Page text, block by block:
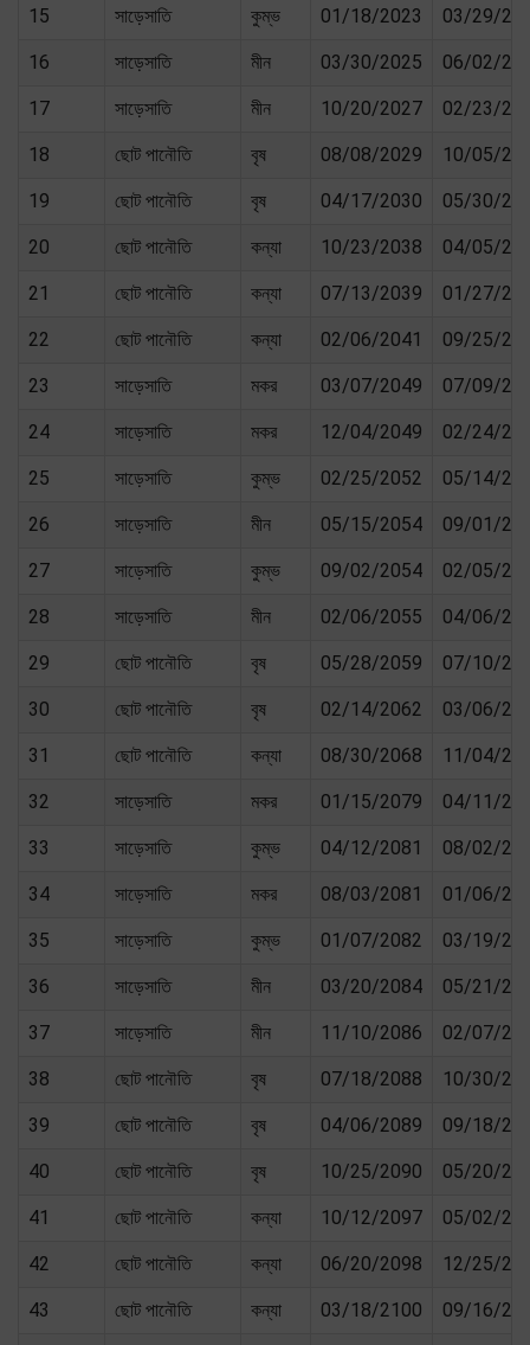
15 সাড়েসাতি কুম্ভ 01/18/2023 03/29/
16 সাড়েসাতি মীন 03/30/2025 06/02/
17 সাড়েসাতি মীন 10/20/2027 02/23/
18 ছোট পানৌতি বৃষ 08/08/2029 10/05/
19 ছোট পানৌতি বৃষ 04/17/2030 05/30/
20 ছোট পানৌতি কন্যা 10/23/2038 04/05/
21 ছোট পানৌতি কন্যা 07/13/2039 01/27/
22 ছোট পানৌতি কন্যা 02/06/2041 09/25/
23 সাড়েসাতি মকর 03/07/2049 07/09/
24 সাড়েসাতি মকর 12/04/2049 02/24/
25 সাড়েসাতি কুম্ভ 02/25/2052 05/14/
26 সাড়েসাতি মীন 05/15/2054 09/01/
27 সাড়েসাতি কুম্ভ 09/02/2054 02/05/
28 সাড়েসাতি মীন 02/06/2055 04/06/
29 ছোট পানৌতি বৃষ 05/28/2059 07/10/
30 ছোট পানৌতি বৃষ 02/14/2062 03/06/
31 ছোট পানৌতি কন্যা 08/30/2068 11/04/
32 সাড়েসাতি মকর 01/15/2079 04/11/
33 সাড়েসাতি কুম্ভ 04/12/2081 08/02/
34 সাড়েসাতি মকর 08/03/2081 01/06/
35 সাড়েসাতি কুম্ভ 01/07/2082 03/19/
36 সাড়েসাতি মীন 03/20/2084 05/21/
37 সাড়েসাতি মীন 11/10/2086 02/07/
38 ছোট পানৌতি বৃষ 07/18/2088 10/30/
39 ছোট পানৌতি বৃষ 04/06/2089 09/18/
40 ছোট পানৌতি বৃষ 10/25/2090 05/20/
41 ছোট পানৌতি কন্যা 10/12/2097 05/02/
42 ছোট পানৌতি কন্যা 06/20/2098 12/25/
43 ছোট পানৌতি কন্যা 03/18/2100 09/16/